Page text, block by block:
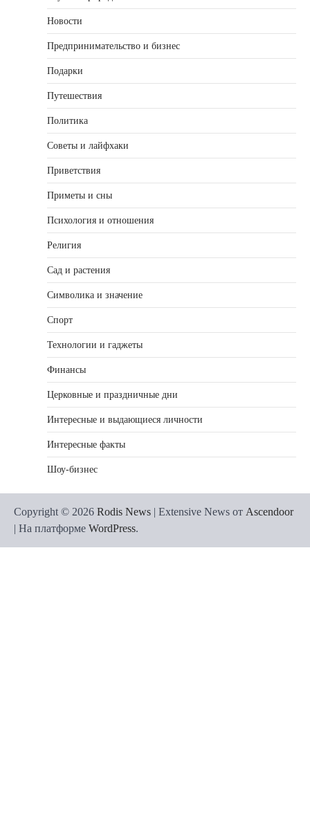
Новости
Предпринимательство и бизнес
Подарки
Путешествия
Политика
Советы и лайфхаки
Приветствия
Приметы и сны
Психология и отношения
Религия
Сад и растения
Символика и значение
Спорт
Технологии и гаджеты
Финансы
Церковные и праздничные дни
Интересные и выдающиеся личности
Интересные факты
Шоу-бизнес
Copyright © 2026 Rodis News | Extensive News от Ascendoor
| На платформе WordPress.